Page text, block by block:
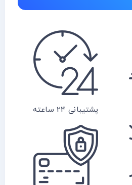
پشتیبانی 24 ساعته